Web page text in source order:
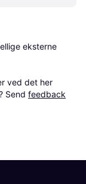
eksterne
ved det her
Send feedback